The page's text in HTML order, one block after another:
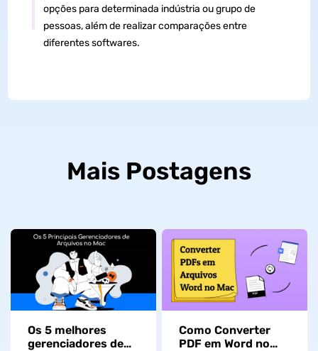
opções para determinada indústria ou grupo de
pessoas, além de realizar comparações entre
diferentes softwares.
Mais Postagens
Os 5 melhores
gerenciadores de
Como Converter
PDF em Word no